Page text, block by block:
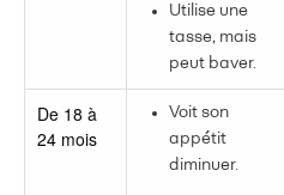
Utilise une
tasse, mais
peut baver.
De 18 à
24 mois
Voit son
appétit
diminuer.